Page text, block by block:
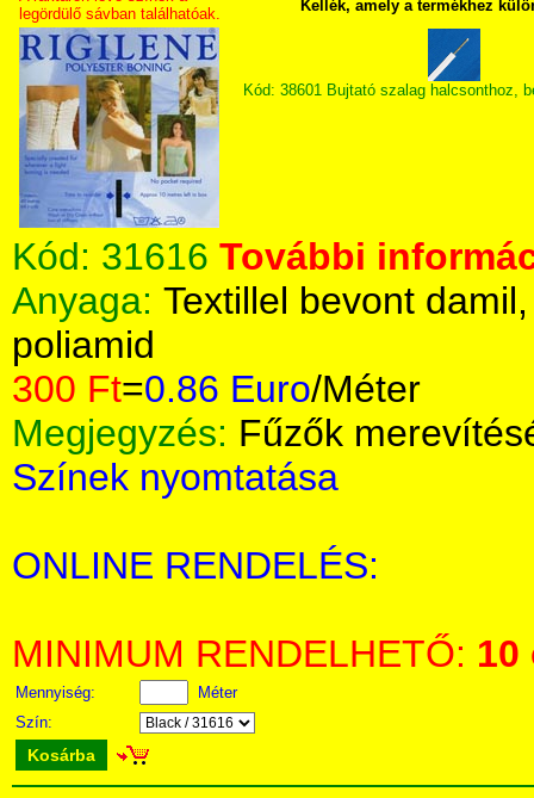
legördülő sávban találhatóak.
Kellék, amely a termékhez
Kód: 38601 Bujtató szalag halcsonthoz,
Kód: 31616 További
Anyaga: Textillel bevont
poliamid
300 Ft=0.86 Euro/Méter
Megjegyzés: Fűzők
Színek nyomtatása
ONLINE RENDELÉS:
MINIMUM RENDELHETŐ: 10
Mennyiség:
Méter
Szín:
Kosárba